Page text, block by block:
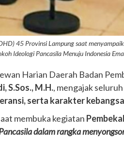
45 Provinsi Lampung saat
Ideologi Pancasila Menuju Indonesia
Harian Daerah Badan
S.Sos., M.H., mengajak
serta karakter
membuka kegiatan
dalam rangka